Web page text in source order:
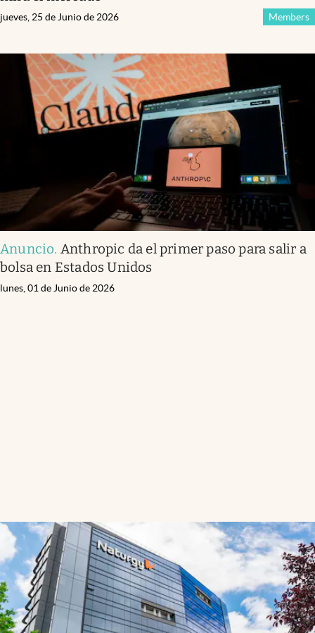
Members
jueves, 25 de Junio de 2026
Anuncio. Anthropic da el primer paso para salir a
bolsa en Estados Unidos
lunes, 01 de Junio de 2026